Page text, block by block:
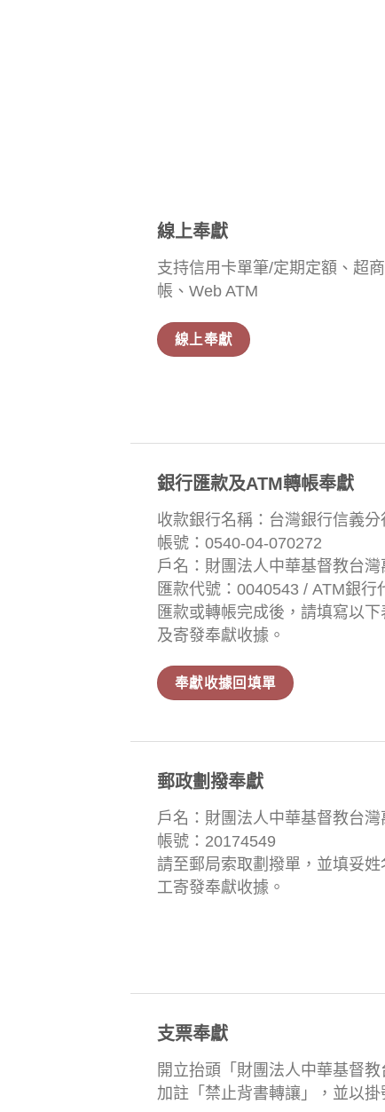
線上奉獻
支持信用卡單筆/定期定額、超
帳、Web ATM
線上奉獻
銀行匯款及ATM轉帳奉獻
收款銀行名稱：台灣銀行信義分
帳號：0540-04-070272
戶名：財團法人中華基督教台灣
匯款代號：0040543 / ATM銀行
匯款或轉帳完成後，請填寫以
及寄發奉獻收據。
奉獻收據回填單
郵政劃撥奉獻
戶名：財團法人中華基督教台灣
帳號：20174549
請至郵局索取劃撥單，並填妥
工寄發奉獻收據。
支票奉獻
開立抬頭「財團法人中華基督
加註「禁止背書轉讓」，並以掛